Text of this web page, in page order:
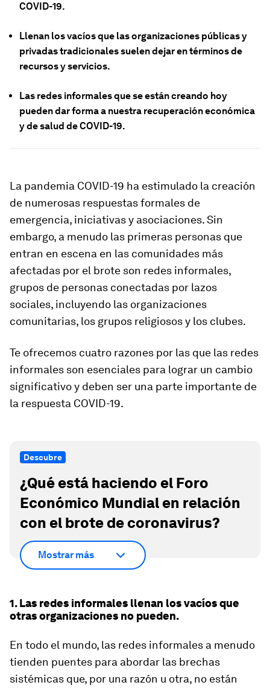
COVID-19.
Llenan los vacíos que las organizaciones públicas y
privadas tradicionales suelen dejar en términos de
recursos y servicios.
Las redes informales que se están creando hoy
pueden dar forma a nuestra recuperación económica
y de salud de COVID-19.
La pandemia COVID-19 ha estimulado la creación
de numerosas respuestas formales de
emergencia, iniciativas y asociaciones. Sin
embargo, a menudo las primeras personas que
entran en escena en las comunidades más
afectadas por el brote son redes informales,
grupos de personas conectadas por lazos
sociales, incluyendo las organizaciones
comunitarias, los grupos religiosos y los clubes.
Te ofrecemos cuatro razones por las que las redes
informales son esenciales para lograr un cambio
significativo y deben ser una parte importante de
la respuesta COVID-19.
Descubre
¿Qué está haciendo el Foro
Económico Mundial en relación
con el brote de coronavirus?
Mostrar más
1. Las redes informales llenan los vacíos que
otras organizaciones no pueden.
En todo el mundo, las redes informales a menudo
tienden puentes para abordar las brechas
sistémicas que, por una razón u otra, no están